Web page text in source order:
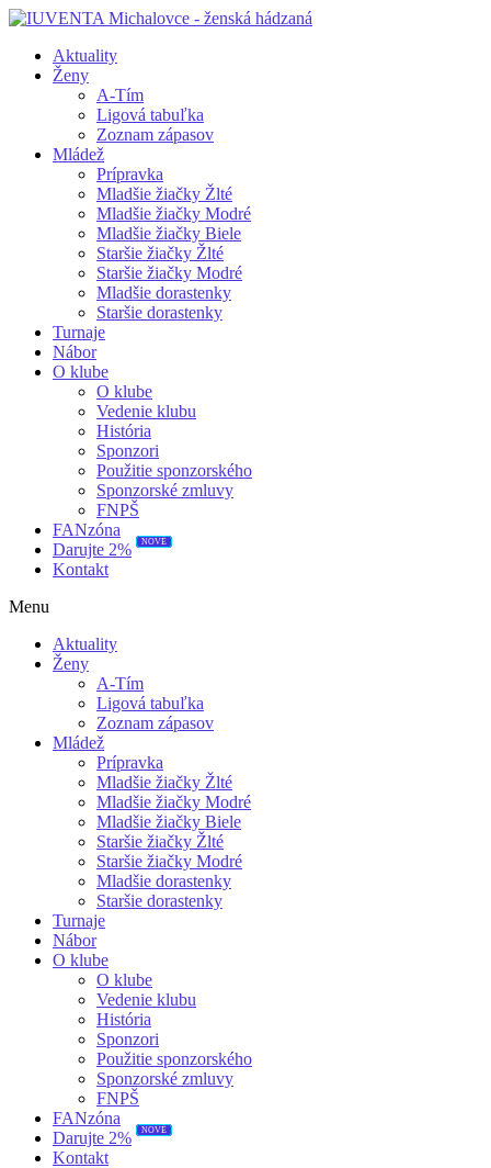
Aktuality
Ženy
A-Tím
Ligová tabuľka
Zoznam zápasov
Mládež
Prípravka
Mladšie žiačky Žlté
Mladšie žiačky Modré
Mladšie žiačky Biele
Staršie žiačky Žlté
Staršie žiačky Modré
Mladšie dorastenky
Staršie dorastenky
Turnaje
Nábor
O klube
O klube
Vedenie klubu
História
Sponzori
Použitie sponzorského
Sponzorské zmluvy
FNPŠ
FANzóna
Darujte 2%
NOVÉ
Kontakt
Menu
Aktuality
Ženy
A-Tím
Ligová tabuľka
Zoznam zápasov
Mládež
Prípravka
Mladšie žiačky Žlté
Mladšie žiačky Modré
Mladšie žiačky Biele
Staršie žiačky Žlté
Staršie žiačky Modré
Mladšie dorastenky
Staršie dorastenky
Turnaje
Nábor
O klube
O klube
Vedenie klubu
História
Sponzori
Použitie sponzorského
Sponzorské zmluvy
FNPŠ
FANzóna
Darujte 2%
NOVÉ
Kontakt